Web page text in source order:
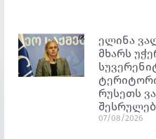
ელინა
მხარს
რუსეთს
07/08/2026